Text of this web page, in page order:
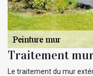
Traitement
Le traitement du mur